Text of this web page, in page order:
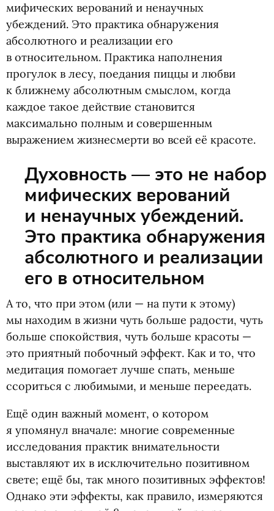
мифических верований и ненаучных
убеждений. Это практика обнаружения
абсолютного и реализации его
в относительном. Практика наполнения
прогулок в лесу, поедания пиццы и любви
к ближнему абсолютным смыслом, когда
каждое такое действие становится
максимально полным и совершенным
выражением жизнесмерти во всей её красоте.
Духовность — это не набор
мифических верований
и ненаучных убеждений.
Это практика обнаружения
абсолютного и реализации
его в относительном
А то, что при этом (или — на пути к этому)
мы находим в жизни чуть больше радости, чуть
больше спокойствия, чуть больше красоты —
это приятный побочный эффект. Как и то, что
медитация помогает лучше спать, меньше
ссориться с любимыми, и меньше переедать.
Ещё один важный момент, о котором
я упомянул вначале: многие современные
исследования практик внимательности
выставляют их в исключительно позитивном
свете; ещё бы, так много позитивных эффектов!
Однако эти эффекты, как правило, измеряются